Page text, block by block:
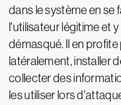
dans le système en se
l'utilisateur légitime et
démasqué. Il en
latéralement, installer
collecter des
les utiliser lors